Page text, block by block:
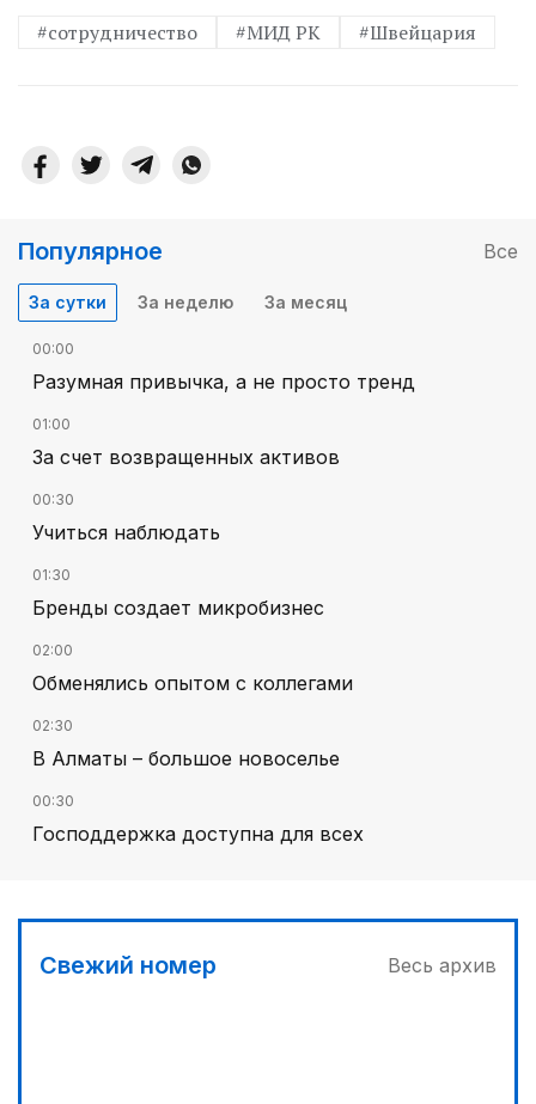
#сотрудничество
#МИД РК #Швейцария
Популярное Все
За сутки За неделю За месяц
00:00
Разумная привычка, а не просто тренд
01:00
За счет возвращенных активов
00:30
Учиться наблюдать
01:30
Бренды создает микробизнес
02:00
Обменялись опытом с коллегами
02:30
В Алматы – большое новоселье
00:30
Господдержка доступна для всех
Продолжаются инспекционные поездки
Свежий номер Весь архив